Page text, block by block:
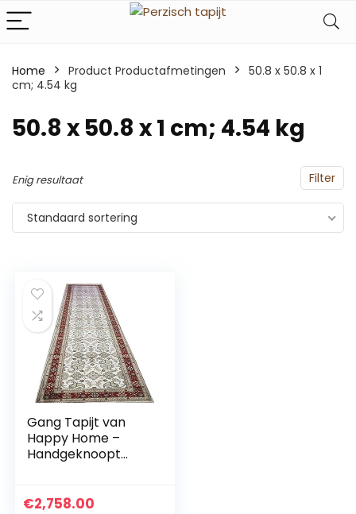
Home Product Productafmetingen
‎50.8 x 50.8 x 1
cm; 4.54 kg
‎50.8 x 50.8 x 1 cm; 4.54 kg
Filter
Enig resultaat
Standaard sortering
Gang Tapijt van
Happy Home –
Handgeknoopt
€2,758.00